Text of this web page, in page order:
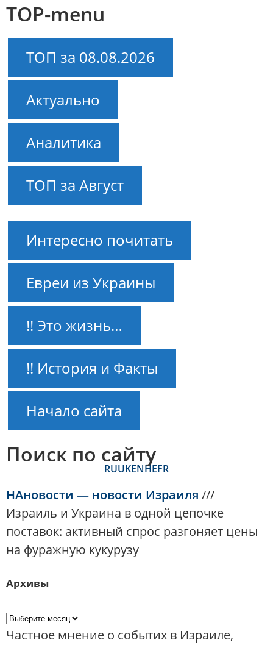
TOP-menu
ТОП за 08.08.2026
Актуально
Аналитика
ТОП за Август
Интересно почитать
Евреи из Украины
!! Это жизнь…
!! История и Факты
Начало сайта
Поиск по сайту
RUUKENHEFR
НАновости — новости Израиля ///
Израиль и Украина в одной цепочке
поставок: активный спрос разгоняет цены
на фуражную кукурузу
Архивы
Частное мнение о событих в Израиле,